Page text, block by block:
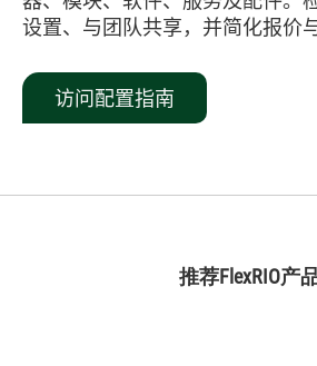
设置、与团队共享，并简化报价
访问配置指南
推荐FlexRIO产